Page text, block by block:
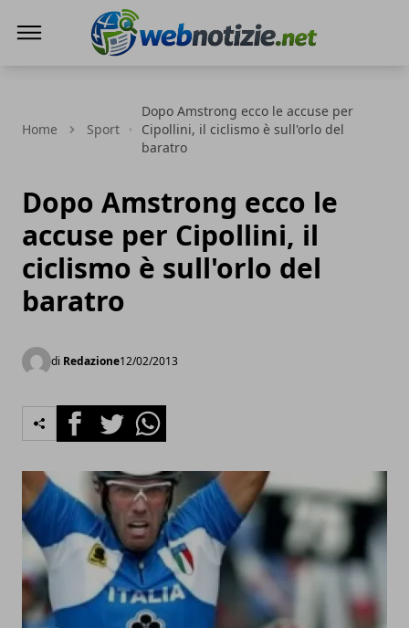
Home Sport
Dopo Amstrong ecco le accuse per
Cipollini, il ciclismo è sull'orlo del
baratro
Dopo Amstrong ecco le
accuse per Cipollini, il
ciclismo è sull'orlo del
baratro
di Redazione12/02/2013
FacebookTwitterWhatsapp